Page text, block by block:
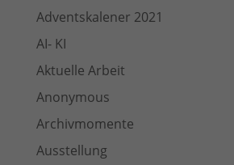
Adventskalener 2021
AI- KI
Aktuelle Arbeit
Anonymous
Archivmomente
Ausstellung